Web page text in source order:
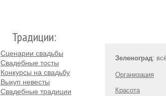
Традиции:
Сценарии свадьбы
Свадебные тосты
Конкурсы на свадьбу
Выкуп невесты
Свадебные традиции
Зеленоград:
Организация
Красота